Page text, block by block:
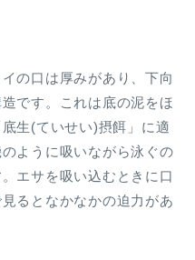
の口は厚みがあり、下向
です。これは底の泥をほ
生(ていせい)摂餌」に適
ように吸いながら泳ぐの
エサを吸い込むときに口
るとなかなかの迫力があ